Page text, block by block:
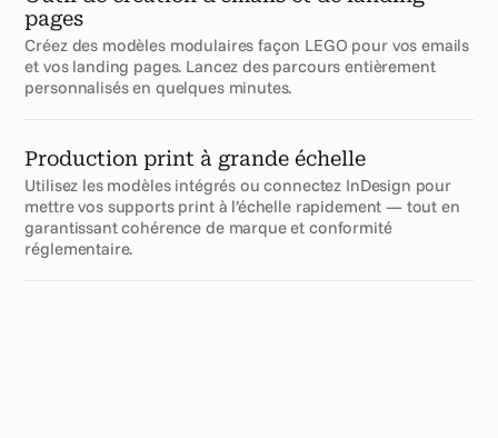
pages
Créez des modèles modulaires façon LEGO pour vos emails
et vos landing pages. Lancez des parcours entièrement
personnalisés en quelques minutes.
Production print à grande échelle
Utilisez les modèles intégrés ou connectez InDesign pour
mettre vos supports print à l’échelle rapidement — tout en
garantissant cohérence de marque et conformité
réglementaire.